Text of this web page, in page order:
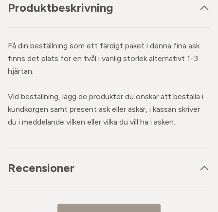
Produktbeskrivning
Få din beställning som ett färdigt paket i denna fina ask
finns det plats för en tvål i vanlig storlek alternativt 1-3
hjärtan.
Vid beställning, lägg de produkter du önskar att beställa i
kundkorgen samt present ask eller askar, i kassan skriver
du i meddelande vilken eller vilka du vill ha i asken.
Recensioner